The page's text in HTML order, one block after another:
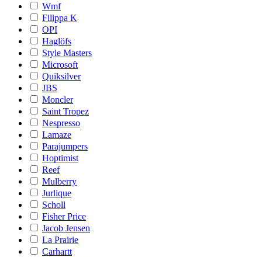
Wmf
Filippa K
OPI
Haglöfs
Style Masters
Microsoft
Quiksilver
JBS
Moncler
Saint Tropez
Nespresso
Lamaze
Parajumpers
Hoptimist
Reef
Mulberry
Jurlique
Scholl
Fisher Price
Jacob Jensen
La Prairie
Carhartt